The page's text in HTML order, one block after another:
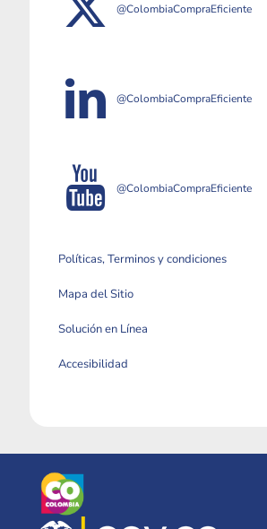
@ColombiaCompraEficiente
@ColombiaCompraEficiente
@ColombiaCompraEficiente
Políticas, Terminos y condiciones
Mapa del Sitio
Solución en Línea
Accesibilidad